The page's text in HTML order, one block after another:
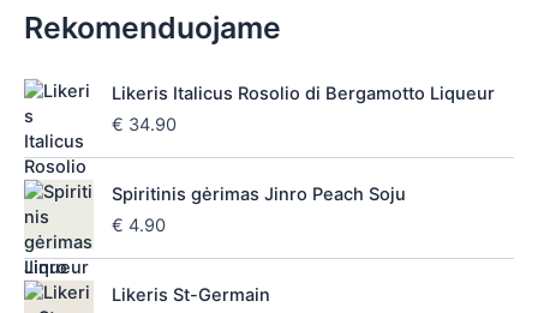
Rekomenduojame
Likeris Italicus Rosolio di Bergamotto Liqueur
€ 34.90
Spiritinis gėrimas Jinro Peach Soju
€ 4.90
Likeris St-Germain